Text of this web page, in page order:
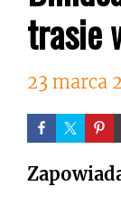
trasie
23 marca